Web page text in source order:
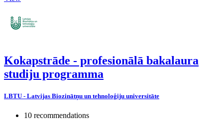
Kokapstrāde - profesionālā bakalaura
studiju programma
LBTU - Latvijas Biozinātņu un tehnoloģiju universitāte
10 recommendations